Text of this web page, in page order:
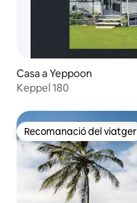
Casa a Yeppoon
Keppel 180
Recomanació del viatger
Recomanació del viatger